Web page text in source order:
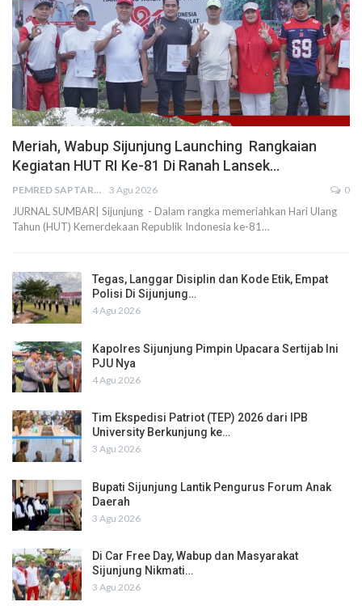
Meriah, Wabup Sijunjung Launching Rangkaian
Kegiatan HUT RI Ke-81 Di Ranah Lansek…
PEMRED SAPTARIUS 3 Agu 2026 0
JURNAL SUMBAR| Sijunjung - Dalam rangka memeriahkan Hari Ulang
Tahun (HUT) Kemerdekaan Republik Indonesia ke-81…
Tegas, Langgar Disiplin dan Kode Etik, Empat
Polisi Di Sijunjung…
4 Agu 2026
Kapolres Sijunjung Pimpin Upacara Sertijab Ini
PJU Nya
4 Agu 2026
Tim Ekspedisi Patriot (TEP) 2026 dari IPB
University Berkunjung ke…
3 Agu 2026
Bupati Sijunjung Lantik Pengurus Forum Anak
Daerah
3 Agu 2026
Di Car Free Day, Wabup dan Masyarakat
Sijunjung Nikmati…
3 Agu 2026